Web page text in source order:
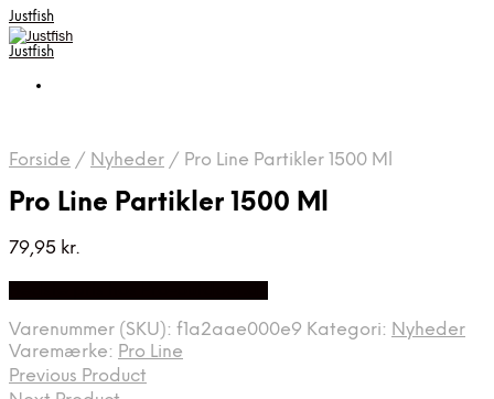
Justfish
Justfish
Forside / Nyheder / Pro Line Partikler 1500 Ml
Pro Line Partikler 1500 Ml
79,95 kr.
Varenummer (SKU): f1a2aae000e9 Kategori: Nyheder
Varemærke: Pro Line
Previous Product